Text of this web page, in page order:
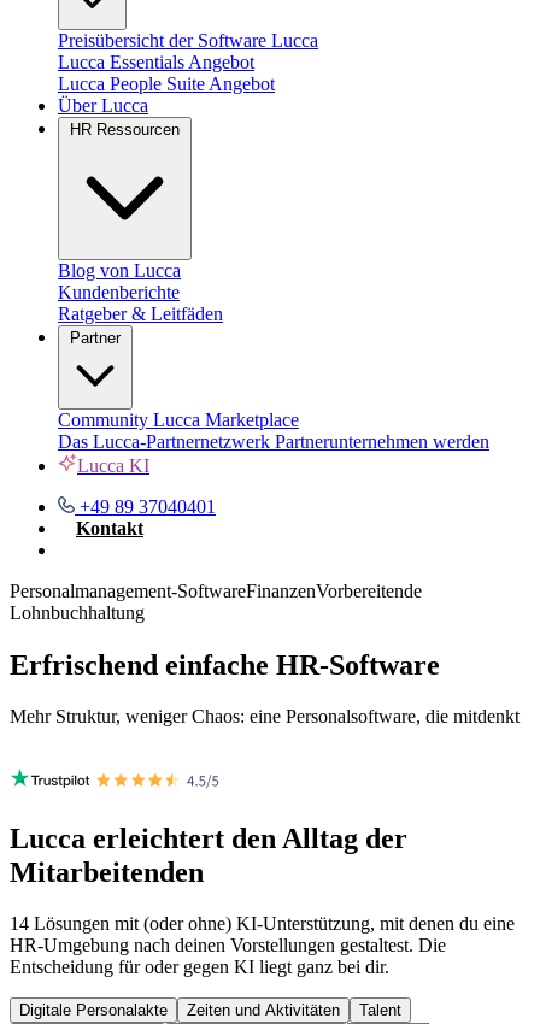
Preisübersicht der Software Lucca
Lucca Essentials Angebot
Lucca People Suite Angebot
Über Lucca
Blog von Lucca
Kundenberichte
Ratgeber & Leitfäden
Partner
Community Lucca Marketplace
Das Lucca-Partnernetzwerk Partnerunternehmen werden
Lucca KI
+49 89 37040401
Kontakt
Personalmanagement-SoftwareFinanzenVorbereitende
Lohnbuchhaltung
Erfrischend einfache HR‑Software
Mehr Struktur, weniger Chaos: eine Personalsoftware, die mitdenkt
Lucca erleichtert den Alltag der
Mitarbeitenden
14 Lösungen mit (oder ohne) KI-Unterstützung, mit denen du eine
HR-Umgebung nach deinen Vorstellungen gestaltest. Die
Entscheidung für oder gegen KI liegt ganz bei dir.
Digitale Personalakte Zeiten und Aktivitäten
Talent